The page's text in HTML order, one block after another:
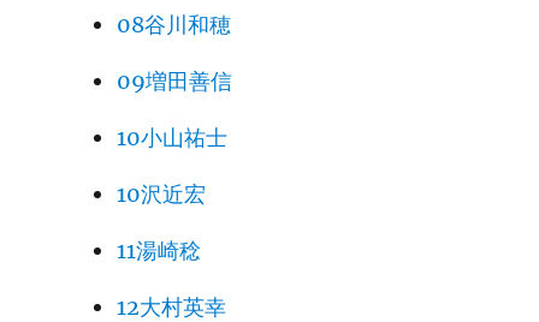
08谷川和穂
09増田善信
10小山祐士
10沢近宏
11湯崎稔
12大村英幸